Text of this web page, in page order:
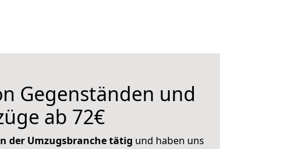
Gegenständen und
ab 72€
der Umzugsbranche tätig und haben uns